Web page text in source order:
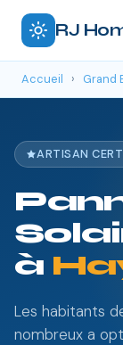
RJ
Accueil › Grand
ARTISAN
à
Les habitants
nombreux a